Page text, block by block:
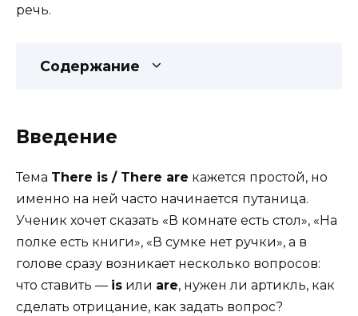
речь.
Содержание
Введение
Тема There is / There are кажется простой, но
именно на ней часто начинается путаница.
Ученик хочет сказать «В комнате есть стол», «На
полке есть книги», «В сумке нет ручки», а в
голове сразу возникает несколько вопросов:
что ставить — is или are, нужен ли артикль, как
сделать отрицание, как задать вопрос?